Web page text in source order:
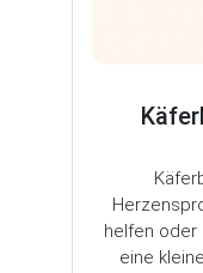
helfen oder
eine